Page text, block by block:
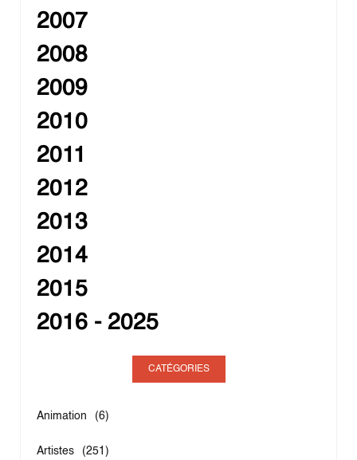
2007
2008
2009
2010
2011
2012
2013
2014
2015
2016 - 2025
CATÉGORIES
Animation (6)
Artistes (251)